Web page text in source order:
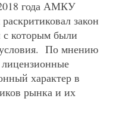
года АМКУ
закон
с которым были
По мнению
характер в
рынка и их